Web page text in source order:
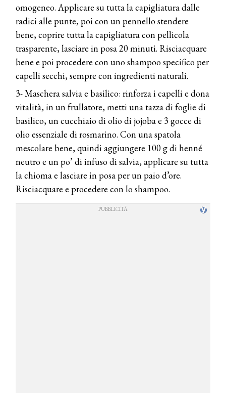
omogeneo. Applicare su tutta la capigliatura dalle
radici alle punte, poi con un pennello stendere
bene, coprire tutta la capigliatura con pellicola
trasparente, lasciare in posa 20 minuti. Risciacquare
bene e poi procedere con uno shampoo specifico per
capelli secchi, sempre con ingredienti naturali.
3- Maschera salvia e basilico: rinforza i capelli e dona
vitalità, in un frullatore, metti una tazza di foglie di
basilico, un cucchiaio di olio di jojoba e 3 gocce di
olio essenziale di rosmarino. Con una spatola
mescolare bene, quindi aggiungere 100 g di henné
neutro e un po’ di infuso di salvia, applicare su tutta
la chioma e lasciare in posa per un paio d’ore.
Risciacquare e procedere con lo shampoo.